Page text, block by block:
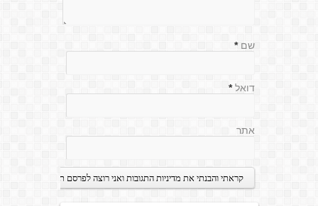
שם *
דואל *
אתר